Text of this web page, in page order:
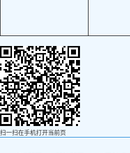
扫一扫在手机打开当前页